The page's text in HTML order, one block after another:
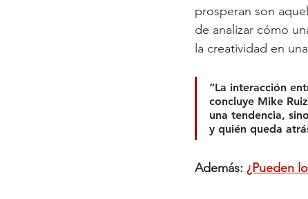
prosperan son
de analizar cómo
la creatividad en
“La interacción
concluye Mike
una tendencia,
y quién queda
Además: ¿Pueden